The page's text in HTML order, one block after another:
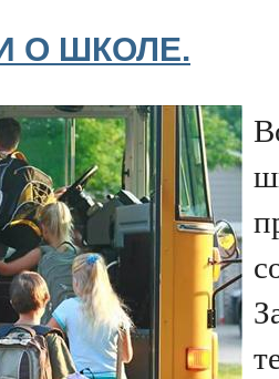
О ШКОЛЕ.